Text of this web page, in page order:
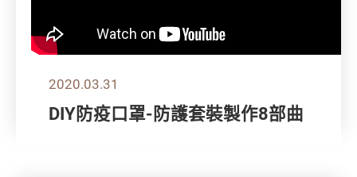
2020.03.31
DIY防疫口罩-防護套裝製作8部曲